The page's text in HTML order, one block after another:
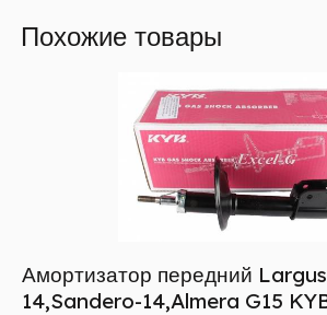
Похожие товары
Амортизатор передний
14,Sandero-14,Almera G15